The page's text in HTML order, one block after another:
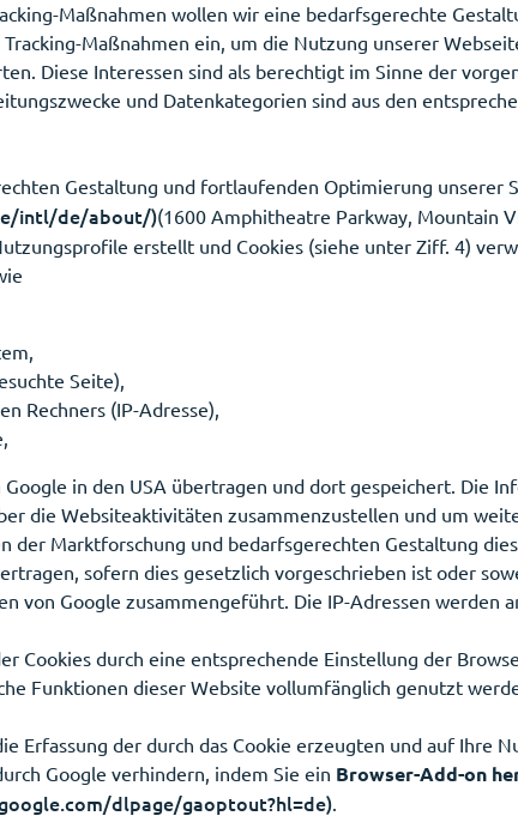
Maßnahmen wollen wir eine bedarfsgerechte
Maßnahmen ein, um die Nutzung unserer
Diese Interessen sind als berechtigt im Sinne der
und Datenkategorien sind aus den
Gestaltung und fortlaufenden Optimierung unserer
intl/de/about/)(1600 Amphitheatre Parkway, Mountain
erstellt und Cookies (siehe unter Ziff. 4)
Seite),
Rechners (IP-Adresse),
in den USA übertragen und dort gespeichert. Die
die Websiteaktivitäten zusammenzustellen und um
der Marktforschung und bedarfsgerechten Gestaltung
sofern dies gesetzlich vorgeschrieben ist oder
von Google zusammengeführt. Die IP-Adressen werden
Cookies durch eine entsprechende Einstellung der
Funktionen dieser Website vollumfänglich genutzt
Erfassung der durch das Cookie erzeugten und auf Ihre
Google verhindern, indem Sie ein Browser-Add-on
dlpage/gaoptout?hl=de).